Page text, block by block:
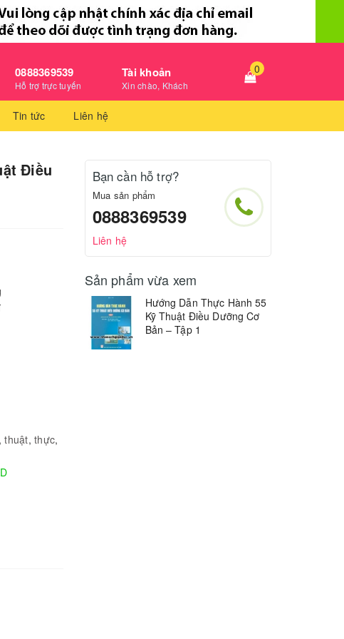
0888369539
Hỗ trợ trực tuyến
Tài khoản
Xin chào, Khách
0
Tin tức Liên hệ
Điều
thuật, thực,
Bạn cần hỗ trợ?
Mua sản phẩm
0888369539
Liên hệ
Sản phẩm vừa xem
Hướng Dẫn Thực Hành 55
Kỹ Thuật Điều Dưỡng Cơ
Bản – Tập 1